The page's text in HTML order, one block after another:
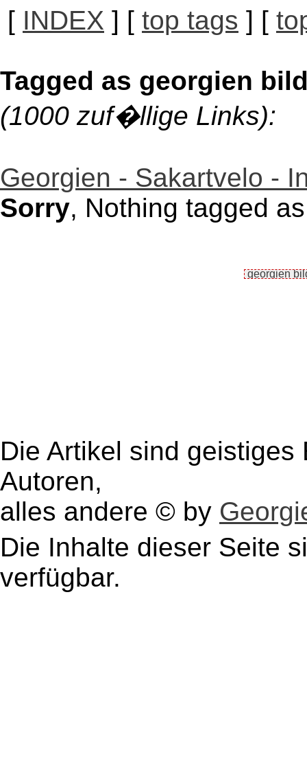
[ INDEX ] [ top tags ] [
Tagged as georgien
(1000 zuf�llige Links):
Georgien - Sakartvelo -
Sorry, Nothing tagged
Die Artikel sind
Autoren,
alles andere © by
Die Inhalte dieser Seite
verfügbar.